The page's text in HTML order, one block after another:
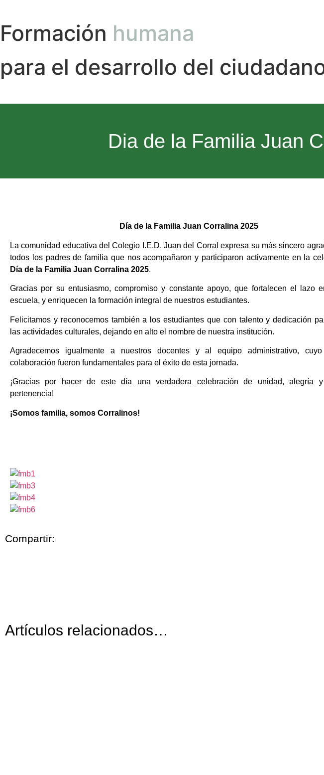
Formación humana
para el desarrollo del
Dia de la Familia Juan
Día de la Familia Juan Corralina 2025
La comunidad educativa del Colegio I.E.D. Juan del Corral expresa su más sincero
todos los padres de familia que nos acompañaron y participaron activamente en la
Día de la Familia Juan Corralina 2025.
Gracias por su entusiasmo, compromiso y constante apoyo, que fortalecen el lazo
escuela, y enriquecen la formación integral de nuestros estudiantes.
Felicitamos y reconocemos también a los estudiantes que con talento y dedicación
las actividades culturales, dejando en alto el nombre de nuestra institución.
Agradecemos igualmente a nuestros docentes y al equipo administrativo,
colaboración fueron fundamentales para el éxito de esta jornada.
¡Gracias por hacer de este día una verdadera celebración de unidad, alegría
pertenencia!
¡Somos familia, somos Corralinos!
Compartir:
Artículos relacionados…